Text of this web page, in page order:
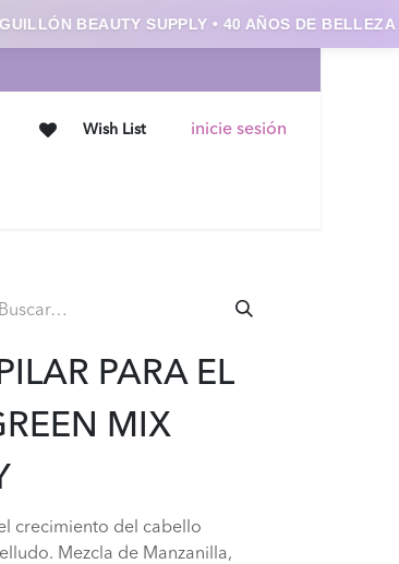
Wish List inicie sesión
PARA EL
MIX
crecimiento del cabello
Mezcla de Manzanilla,
BEAUTY SUPPLY • 40 AÑOS DE BELLEZA ✨